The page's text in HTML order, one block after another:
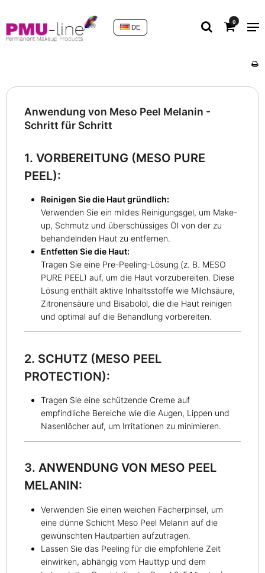
0
DE
Anwendung von Meso Peel Melanin -
Schritt für Schritt
1. VORBEREITUNG (MESO PURE
PEEL):
Reinigen Sie die Haut gründlich:
Verwenden Sie ein mildes Reinigungsgel, um Make-
up, Schmutz und überschüssiges Öl von der zu
behandelnden Haut zu entfernen.
Entfetten Sie die Haut:
Tragen Sie eine Pre-Peeling-Lösung (z. B. MESO
PURE PEEL) auf, um die Haut vorzubereiten. Diese
Lösung enthält aktive Inhaltsstoffe wie Milchsäure,
Zitronensäure und Bisabolol, die die Haut reinigen
und optimal auf die Behandlung vorbereiten.
2. SCHUTZ (MESO PEEL
PROTECTION):
Tragen Sie eine schützende Creme auf
empfindliche Bereiche wie die Augen, Lippen und
Nasenlöcher auf, um Irritationen zu minimieren.
3. ANWENDUNG VON MESO PEEL
MELANIN:
Verwenden Sie einen weichen Fächerpinsel, um
eine dünne Schicht Meso Peel Melanin auf die
gewünschten Hautpartien aufzutragen.
Lassen Sie das Peeling für die empfohlene Zeit
einwirken, abhängig vom Hauttyp und dem